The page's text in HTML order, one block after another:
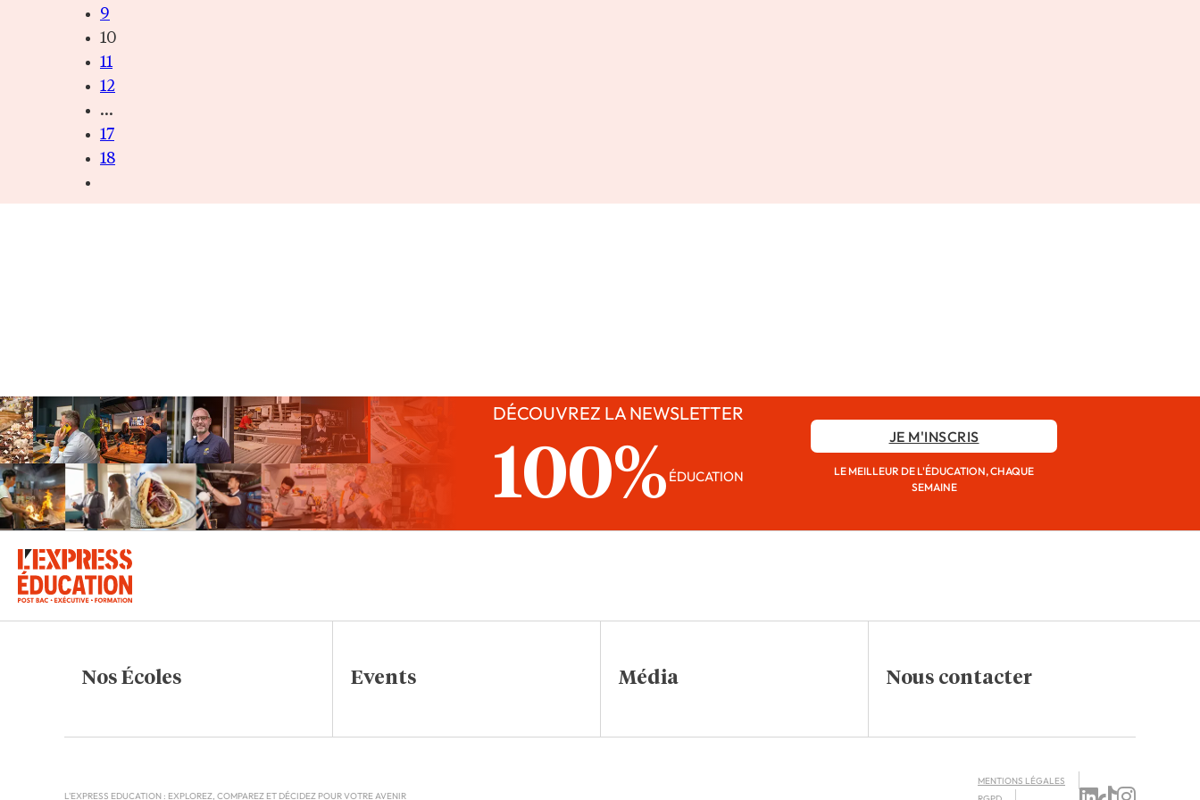
9
10
11
12
…
17
18
DÉCOUVREZ LA NEWSLETTER
100% ÉDUCATION
JE M'INSCRIS
LE MEILLEUR DE L'ÉDUCATION, CHAQUE
SEMAINE
Nos Écoles Events Média Nous contacter
L'EXPRESS EDUCATION : EXPLOREZ, COMPAREZ ET DÉCIDEZ POUR VOTRE AVENIR
MENTIONS LÉGALES